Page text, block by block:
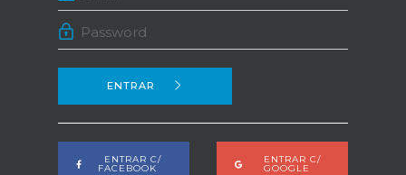
ENTRAR
ENTRAR C/
FACEBOOK
ENTRAR C/
GOOGLE